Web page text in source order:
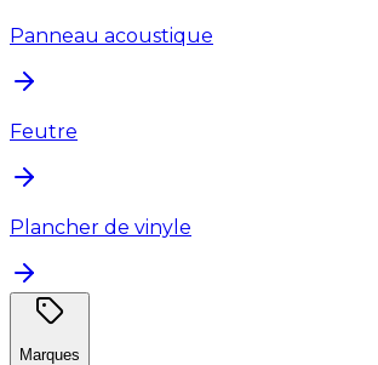
Panneau acoustique
Feutre
Plancher de vinyle
Marques